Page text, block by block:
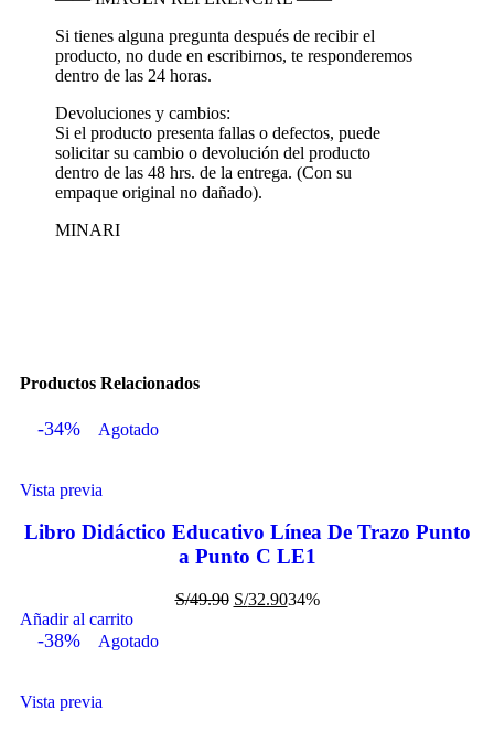
Si tienes alguna pregunta después de recibir el
producto, no dude en escribirnos, te responderemos
dentro de las 24 horas.
Devoluciones y cambios:
Si el producto presenta fallas o defectos, puede
solicitar su cambio o devolución del producto
dentro de las 48 hrs. de la entrega. (Con su
empaque original no dañado).
MINARI
Productos Relacionados
-34% Agotado
Vista previa
Libro Didáctico Educativo Línea De Trazo Punto
a Punto C LE1
S/49.90 S/32.9034%
Añadir al carrito
-38% Agotado
Vista previa